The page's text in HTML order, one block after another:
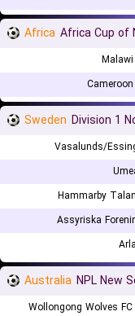
Africa Africa Cup of
Sweden Division 1
Vasalunds/
Hammarby
Assyriska
Australia NPL New
Wollongong Wolves FC